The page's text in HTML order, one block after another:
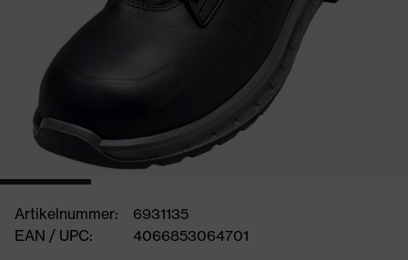
Artikelnummer:
6931135
EAN / UPC:
4066853064701